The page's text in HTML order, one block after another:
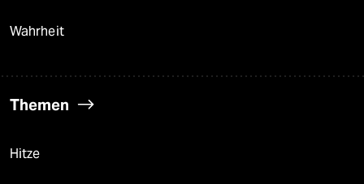
Wahrheit
Themen
Hitze